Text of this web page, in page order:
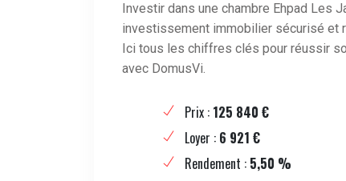
Investir dans une chambre Ehpad Les
investissement immobilier sécurisé et
Ici tous les chiffres clés pour réussir
avec DomusVi.
Prix : 125 840 €
Loyer : 6 921 €
Rendement : 5,50 %